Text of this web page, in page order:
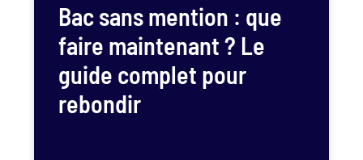
Bac sans mention : que
faire maintenant ? Le
guide complet pour
rebondir